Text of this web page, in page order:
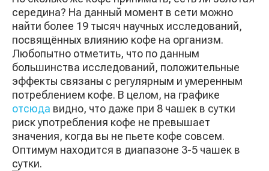
середина? На данный момент в сети можно
найти более 19 тысяч научных исследований,
посвящённых влиянию кофе на организм.
Любопытно отметить, что по данным
большинства исследований, положительные
эффекты связаны с регулярным и умеренным
потреблением кофе. В целом, на графике
отсюда видно, что даже при 8 чашек в сутки
риск употребления кофе не превышает
значения, когда вы не пьете кофе совсем.
Оптимум находится в диапазоне 3-5 чашек в
сутки.